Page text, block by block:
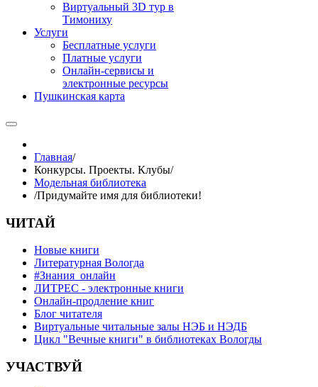
Виртуальный 3D тур в
Тимониху
Услуги
Бесплатные услуги
Платные услуги
Онлайн-сервисы и
электронные ресурсы
Пушкинская карта
Главная/
Конкурсы. Проекты. Клубы/
Модельная библиотека
/Придумайте имя для библиотеки!
ЧИТАЙ
Новые книги
Литературная Вологда
#Знания_онлайн
ЛИТРЕС - электронные книги
Онлайн-продление книг
Блог читателя
Виртуальные читальные залы НЭБ и НЭДБ
Цикл "Вечные книги" в библиотеках Вологды
УЧАСТВУЙ